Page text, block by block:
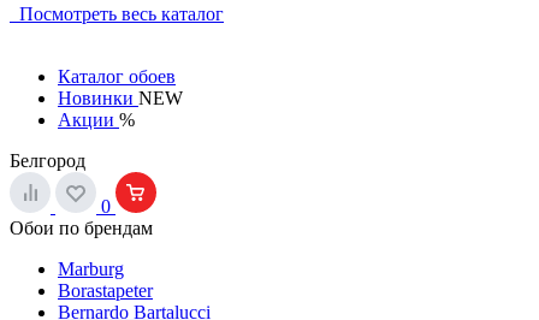
Посмотреть весь каталог
Каталог обоев
Новинки NEW
Акции %
Белгород
0
Обои по брендам
Marburg
Borastapeter
Bernardo Bartalucci